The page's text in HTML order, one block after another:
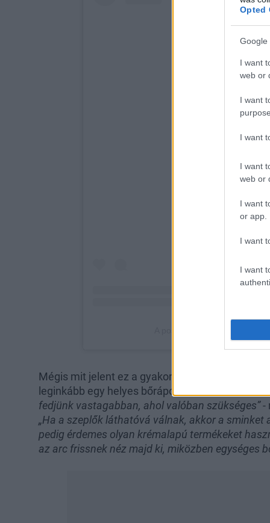
Opted
Google
I want
web or
I want
I want
I want
web or
I want
or app.
I want
I want
Mégis mit jelent ez a gyakorlatban? A hangsúly
leginkább egy helyes bőrápolási rutinnal és
fedjünk vastagabban, ahol valóban szükséges”-
„Ha a szeplők láthatóvá válnak, akkor a sminket
pedig érdemes olyan krémalapú termékeket
az arc frissnek néz majd ki, miközben egységes